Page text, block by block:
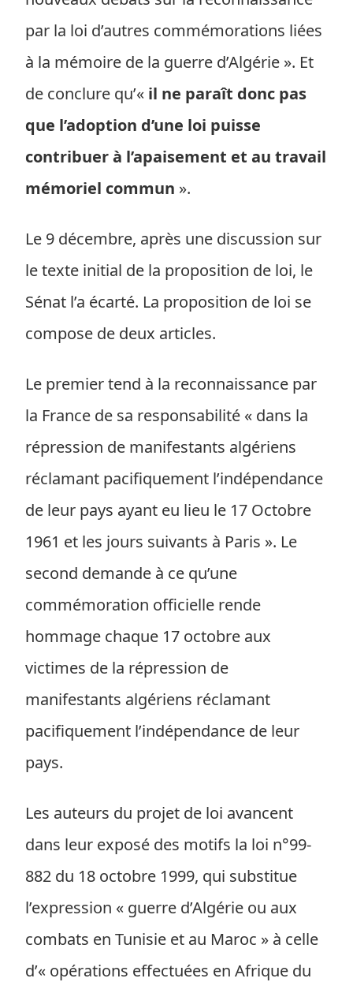
par la loi d’autres commémorations liées
à la mémoire de la guerre d’Algérie ». Et
de conclure qu’« il ne paraît donc pas
que l’adoption d’une loi puisse
contribuer à l’apaisement et au travail
mémoriel commun ».
Le 9 décembre, après une discussion sur
le texte initial de la proposition de loi, le
Sénat l’a écarté. La proposition de loi se
compose de deux articles.
Le premier tend à la reconnaissance par
la France de sa responsabilité « dans la
répression de manifestants algériens
réclamant pacifiquement l’indépendance
de leur pays ayant eu lieu le 17 Octobre
1961 et les jours suivants à Paris ». Le
second demande à ce qu’une
commémoration officielle rende
hommage chaque 17 octobre aux
victimes de la répression de
manifestants algériens réclamant
pacifiquement l’indépendance de leur
pays.
Les auteurs du projet de loi avancent
dans leur exposé des motifs la loi n°99-
882 du 18 octobre 1999, qui substitue
l’expression « guerre d’Algérie ou aux
combats en Tunisie et au Maroc » à celle
d’« opérations effectuées en Afrique du